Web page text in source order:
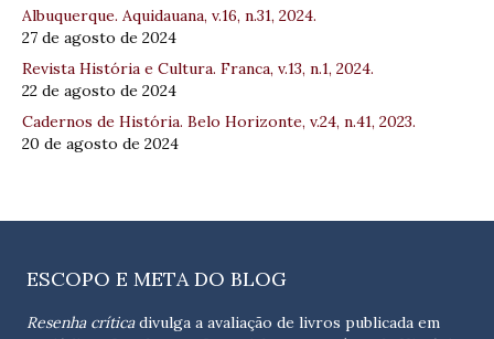
Albuquerque. Aquidauana, v.16, n.31, 2024.
27 de agosto de 2024
Revista História e Cultura. Franca, v.13, n.1, 2024.
22 de agosto de 2024
Cadernos de História. Belo Horizonte, v.24, n.41, 2023.
20 de agosto de 2024
ESCOPO E META DO BLOG
Resenha críticadivulga a avaliação de livros publicada em